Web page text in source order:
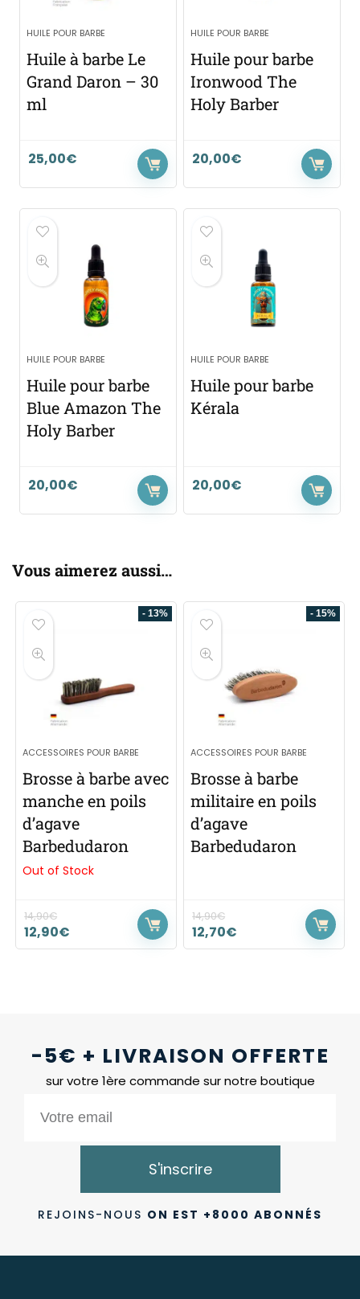
HUILE POUR BARBE
Huile à barbe Le
Grand Daron – 30
ml
25,00€
HUILE POUR BARBE
Huile pour barbe
Ironwood The
Holy Barber
20,00€
HUILE POUR BARBE
Huile pour barbe
Blue Amazon The
Holy Barber
20,00€
HUILE POUR BARBE
Huile pour barbe
Kérala
20,00€
Vous aimerez aussi…
- 13%
ACCESSOIRES POUR BARBE
Brosse à barbe avec
manche en poils
d’agave
Barbedudaron
Out of Stock
14,90€
12,90€
- 15%
ACCESSOIRES POUR BARBE
Brosse à barbe
militaire en poils
d’agave
Barbedudaron
14,90€
12,70€
-5€ + LIVRAISON OFFERTE
sur votre 1ère commande sur notre boutique
S'inscrire
REJOINS-NOUS ON EST +8000 ABONNÉS